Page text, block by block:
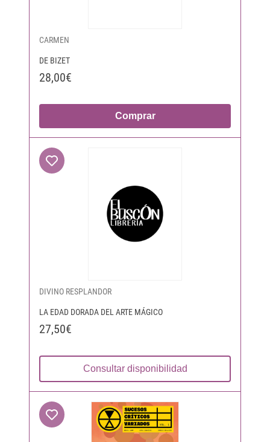
CARMEN
DE BIZET
28,00€
Comprar
DIVINO RESPLANDOR
LA EDAD DORADA DEL ARTE MÁGICO
27,50€
Consultar disponibilidad